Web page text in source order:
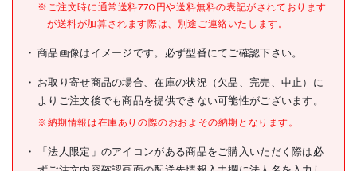
仕様
●色:ブラック
●長さ(mm):250
材質/仕上 ●ABS樹脂
原産国 日本
セット内容/付属品
●地面の硬さによっては刺さ
りにくく、杭が折れる可能性
※ご注文時に通常送料770円や送料無料の表記がされております
が送料が加算されます際は、別途ご連絡いたします。
商品画像はイメージです。必ず型番にてご確認下さい。
お取り寄せ商品の場合、在庫の状況（欠品、完売、中止）に
よりご注文後でも商品を提供できない可能性がございます。
※納期情報は在庫ありの際のおおよその納期となります。
「法人限定」のアイコンがある商品をご購入いただく際は必